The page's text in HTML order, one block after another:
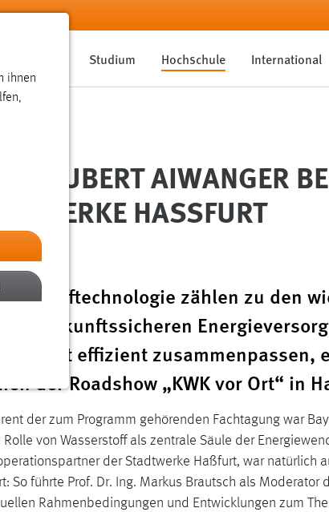
Studium Hochschule International
HUBERT AIWANGER
HASSFURT
zählen zu den
zukunftssicheren
äußerst effizient zusammenpassen,
der Roadshow „KWK vor Ort“ in
der zum Programm gehörenden Fachtagung war
von Wasserstoff als zentrale Säule der
der Stadtwerke Haßfurt, war natürlich
So führte Prof. Dr. Ing. Markus Brautsch als Moderator
Rahmenbedingungen und Entwicklungen zum
ihnen
der